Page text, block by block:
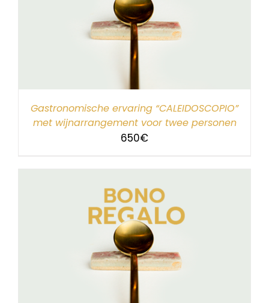
Gastronomische ervaring “CALEIDOSCOPIO”
met wijnarrangement voor twee personen
650€